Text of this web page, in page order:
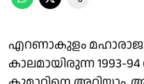
എറണാകുളം
കാലമായിരുന്ന 1993-